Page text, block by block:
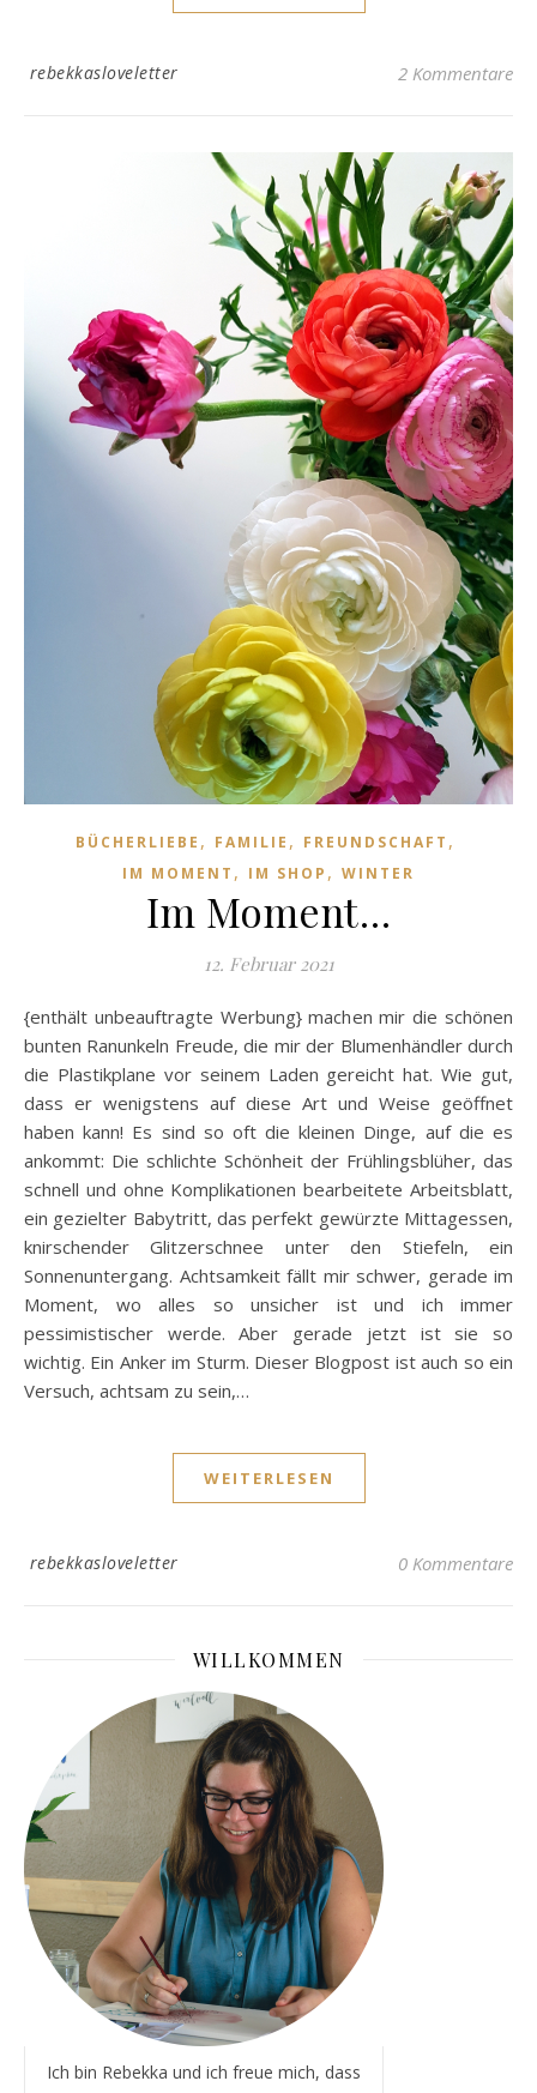
rebekkasloveletter 2 Kommentare
BÜCHERLIEBE , FAMILIE , FREUNDSCHAFT ,
IM MOMENT , IM SHOP , WINTER
Im Moment…
12. Februar 2021
{enthält unbeauftragte Werbung} machen mir die schönen
bunten Ranunkeln Freude, die mir der Blumenhändler durch
die Plastikplane vor seinem Laden gereicht hat. Wie gut,
dass er wenigstens auf diese Art und Weise geöffnet
haben kann! Es sind so oft die kleinen Dinge, auf die es
ankommt: Die schlichte Schönheit der Frühlingsblüher, das
schnell und ohne Komplikationen bearbeitete Arbeitsblatt,
ein gezielter Babytritt, das perfekt gewürzte Mittagessen,
knirschender Glitzerschnee unter den Stiefeln, ein
Sonnenuntergang. Achtsamkeit fällt mir schwer, gerade im
Moment, wo alles so unsicher ist und ich immer
pessimistischer werde. Aber gerade jetzt ist sie so
wichtig. Ein Anker im Sturm. Dieser Blogpost ist auch so ein
Versuch, achtsam zu sein,…
WEITERLESEN
rebekkasloveletter 0 Kommentare
WILLKOMMEN
Ich bin Rebekka und ich freue mich, dass